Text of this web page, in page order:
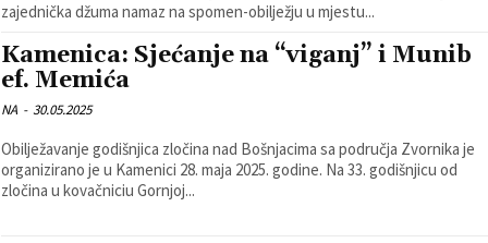
zajednička džuma namaz na spomen-obilježju u mjestu...
Kamenica: Sjećanje na “viganj” i Munib
ef. Memića
NA - 30.05.2025
Obilježavanje godišnjica zločina nad Bošnjacima sa područja Zvornika je
organizirano je u Kamenici 28. maja 2025. godine. Na 33. godišnjicu od
zločina u kovačniciu Gornjoj...